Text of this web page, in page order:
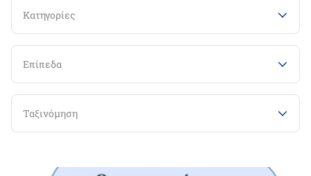
Κατηγορίες
Επίπεδα
Ταξινόμηση